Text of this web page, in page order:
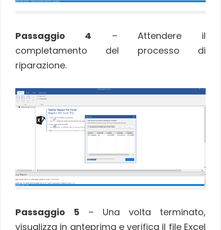
Passaggio 4 – Attendere il
completamento del processo di
riparazione.
Passaggio 5 – Una volta terminato,
visualizza in anteprima e verifica il file Excel